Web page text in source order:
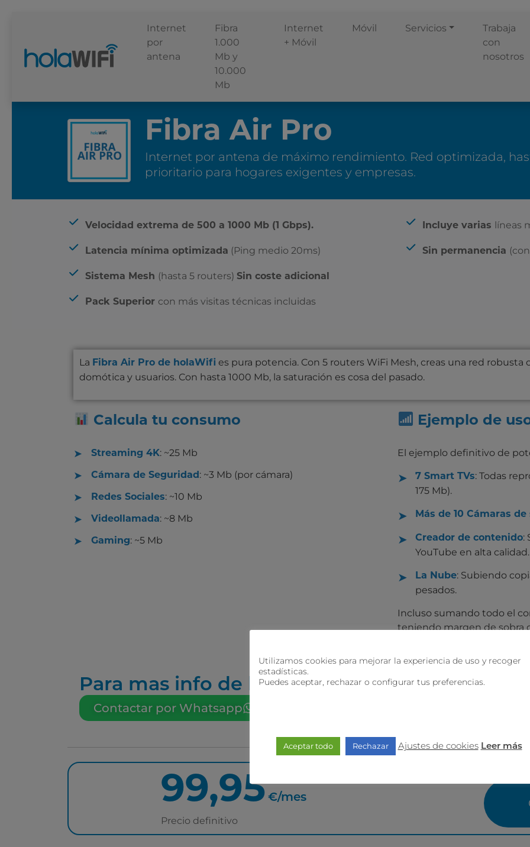
Internet
por
antena
Fibra
1.000
Mb y
10.000
Mb
Internet
+ Móvil
Móvil Servicios
Trabaja
con
nosotros
Fibra Air Pro
Internet por antena de máximo rendimiento. Red optimizada,
prioritario para hogares exigentes y empresas.
La tarifa
Velocidad extrema de 500 a 1000 Mb (1 Gbps).
Latencia mínima optimizada (Ping medio 20ms)
Sistema Mesh (hasta 5 routers) Sin coste adicional
Pack Superior con más visitas técnicas incluidas
Incluye
Incluye varias líneas
Sin permanencia
La Fibra Air Pro de holaWifi es pura potencia. Con 5 routers WiFi Mesh, creas una red robusta
domótica y usuarios. Con hasta 1000 Mb, la saturación es cosa del pasado.
Calcula tu consumo Ejemplo de
Streaming 4K: ~25 Mb
Cámara de Seguridad : ~3 Mb (por cámara)
Redes Sociales: ~10 Mb
Videollamada: ~8 Mb
Gaming: ~5 Mb
El ejemplo definitivo de
7 Smart TVs: Todas
175 Mb).
Más de 10 Cámaras
Creador de contenido:
YouTube en alta calidad.
La Nube: Subiendo
pesados.
Incluso sumando todo el
teniendo margen de sobra
Para mas info de la Fibra Air Pro de holaWifi
Contactar por Whatsapp
99,95 €/mes
Precio definitivo
Utilizamos cookies para mejorar la experiencia de uso y recoger
estadísticas.
Puedes aceptar, rechazar o configurar tus preferencias.
Aceptar todo Rechazar Ajustes de cookies Leer más